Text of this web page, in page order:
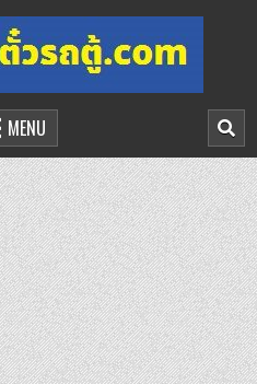
MENU